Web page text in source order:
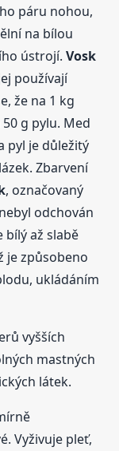
páru nohou,
na bílou
ústrojí.Vosk
používají
že na 1 kg
g pylu. Med
pyl je důležitý
Zbarvení
, označovaný
odchován
bílý až slabě
je způsobeno
ukládáním
vyšších
mastných
látek.
Vyživuje pleť,